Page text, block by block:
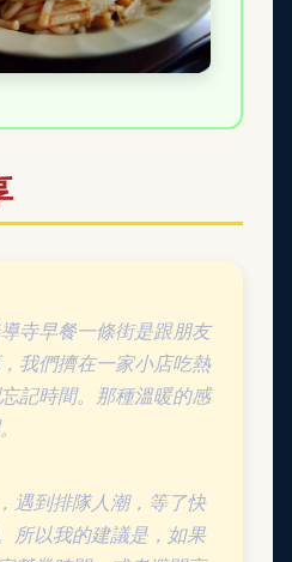
寺早餐一條街是跟朋友
我們擠在一家小店吃熱
記時間。那種溫暖的感
遇到排隊人潮，等了快
所以我的建議是，如果